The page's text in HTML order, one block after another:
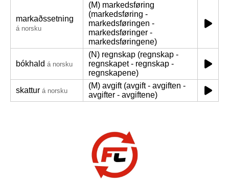
markaðssetning
á norsku
(M) markedsføring
(markedsføring -
markedsføringen -
markedsføringer -
markedsføringene)
bókhald á norsku
(N) regnskap (regnskap -
regnskapet - regnskap -
regnskapene)
skattur á norsku
(M) avgift (avgift - avgiften -
avgifter - avgiftene)